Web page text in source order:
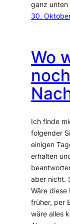
ganz
30.
Wo
Ich finde
folgender
einigen
erhalten
aber nicht.
Wäre diese
früher, per
wäre alles